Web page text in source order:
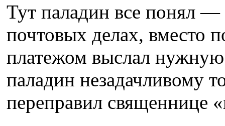
Тут паладин все понял
почтовых делах, вместо
платежом выслал
паладин незадачливому
переправил священнице